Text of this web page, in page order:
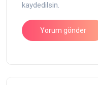
kaydedilsin.